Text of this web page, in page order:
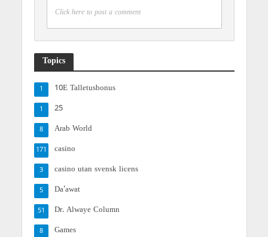
Click here to post a comment
Topics
10E Talletusbonus
1
25
1
Arab World
8
casino
171
casino utan svensk licens
3
Da'awat
5
Dr. Alwaye Column
51
Games
8